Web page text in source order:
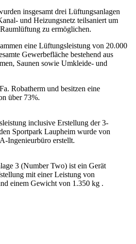
insgesamt drei Lüftungsanlagen
und Heizungsnetz teilsaniert um
zu ermöglichen.
eine Lüftungsleistung von 20.000
Gewerbefläche bestehend aus
Saunen sowie Umkleide- und
Robatherm und besitzen eine
über 73%.
inclusive Erstellung der 3-
Sportpark Laupheim wurde von
Ingenieurbüro erstellt.
3 (Number Two) ist ein Gerät
mit einer Leistung von
einem Gewicht von 1.350 kg .